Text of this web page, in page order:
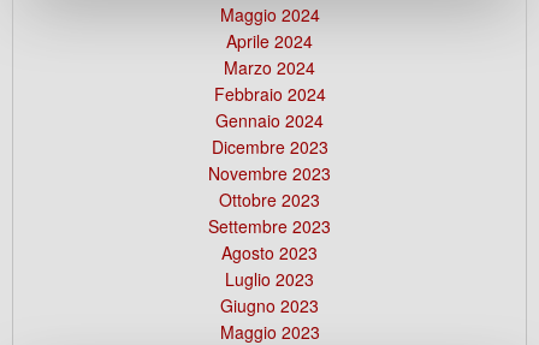
Maggio 2024
Aprile 2024
Marzo 2024
Febbraio 2024
Gennaio 2024
Dicembre 2023
Novembre 2023
Ottobre 2023
Settembre 2023
Agosto 2023
Luglio 2023
Giugno 2023
Maggio 2023